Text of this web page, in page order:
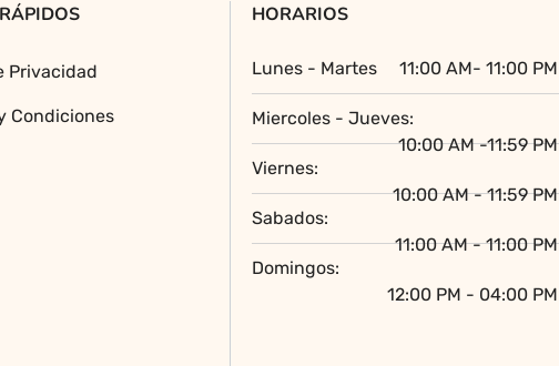
elegir
la
de
la
página
producto
Privacidad
Condiciones
HORARIOS
Lunes - Martes 11:00 AM- 11:00 PM
Miercoles - Jueves:
10:00 AM -11:59 PM
Viernes:
10:00 AM - 11:59 PM
Sabados:
11:00 AM - 11:00 PM
Domingos:
12:00 PM - 04:00 PM